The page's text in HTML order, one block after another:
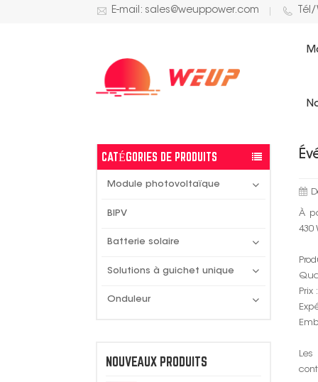
E-mail: sales@weuppower.com
ACTUALITÉS SOLAIRES
CATÉGORIES DE PRODUITS
Module photovoltaïque
BIPV
Batterie solaire
Solutions à guichet unique
Onduleur
NOUVEAUX PRODUITS
À
430
Prix